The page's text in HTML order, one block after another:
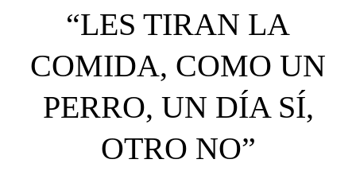
“LES TIRAN LA
COMIDA, COMO UN
PERRO, UN DÍA SÍ,
OTRO NO”